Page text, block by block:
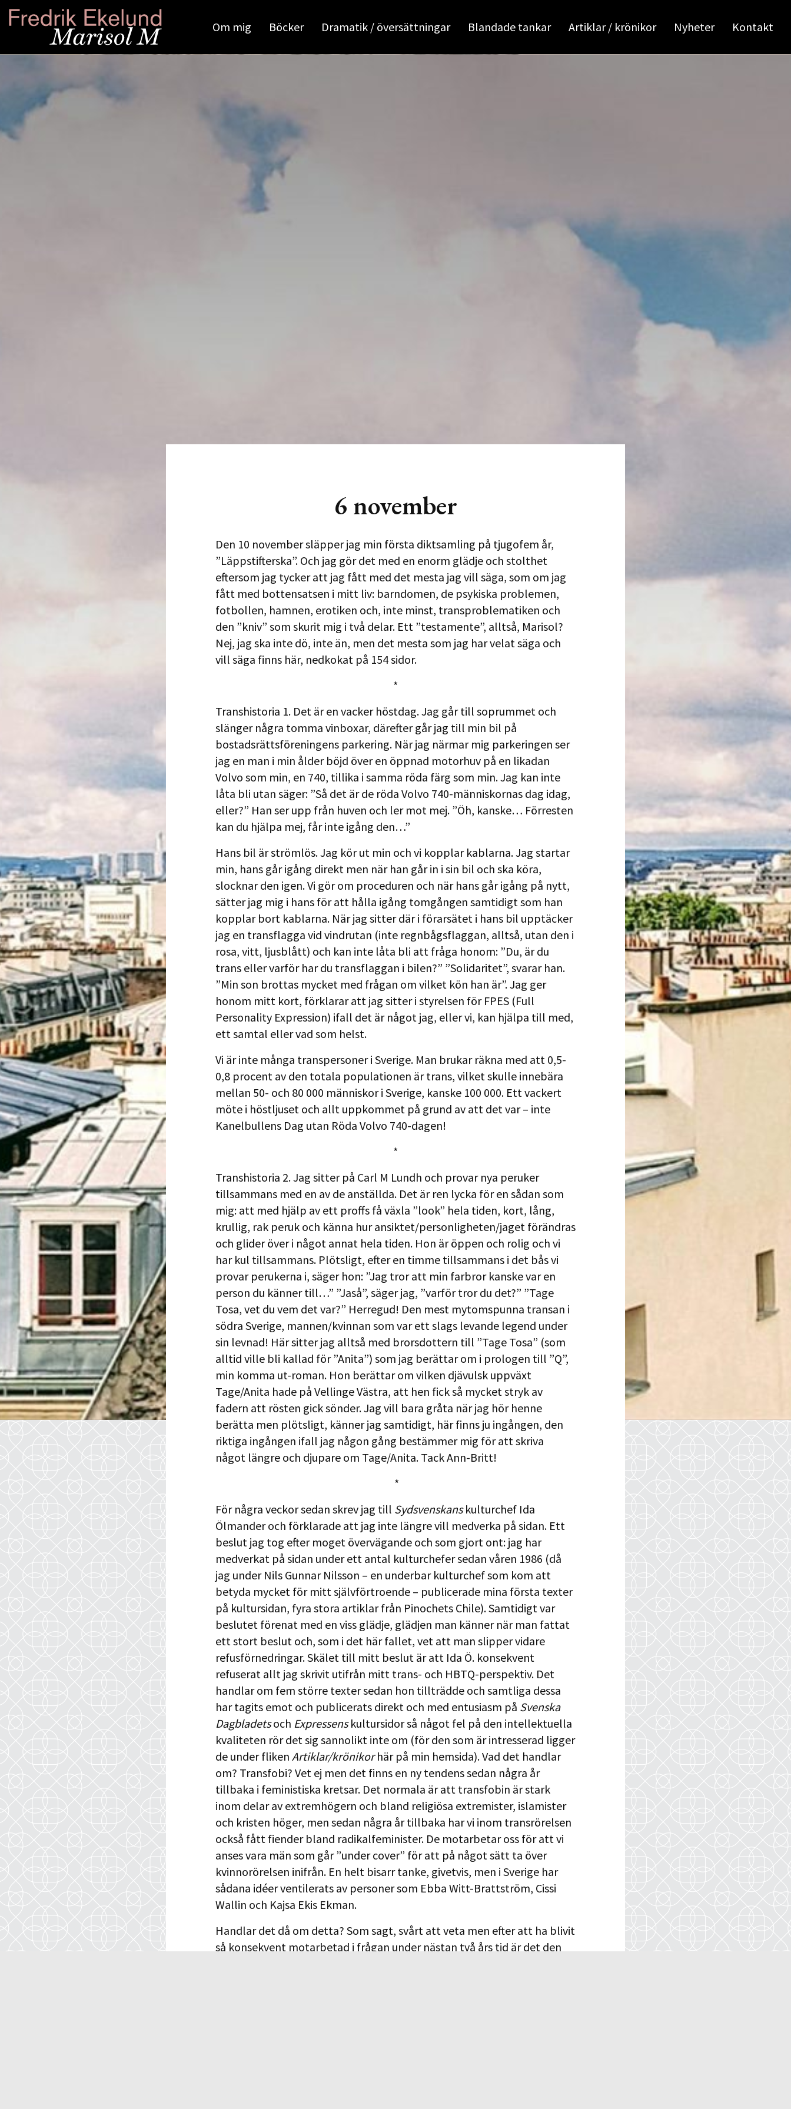
Om mig Böcker Dramatik / översättningar Blandade tankar Artiklar / krönikor Nyheter Kontakt
6 november
Den 10 november släpper jag min första diktsamling på tjugofem år,
”Läppstifterska”. Och jag gör det med en enorm glädje och stolthet
eftersom jag tycker att jag fått med det mesta jag vill säga, som om jag
fått med bottensatsen i mitt liv: barndomen, de psykiska problemen,
fotbollen, hamnen, erotiken och, inte minst, transproblematiken och
den ”kniv” som skurit mig i två delar. Ett ”testamente”, alltså, Marisol?
Nej, jag ska inte dö, inte än, men det mesta som jag har velat säga och
vill säga finns här, nedkokat på 154 sidor.
*
Transhistoria 1. Det är en vacker höstdag. Jag går till soprummet och
slänger några tomma vinboxar, därefter går jag till min bil på
bostadsrättsföreningens parkering. När jag närmar mig parkeringen ser
jag en man i min ålder böjd över en öppnad motorhuv på en likadan
Volvo som min, en 740, tillika i samma röda färg som min. Jag kan inte
låta bli utan säger: ”Så det är de röda Volvo 740-människornas dag idag,
eller?” Han ser upp från huven och ler mot mej. ”Öh, kanske… Förresten
kan du hjälpa mej, får inte igång den…”
Hans bil är strömlös. Jag kör ut min och vi kopplar kablarna. Jag startar
min, hans går igång direkt men när han går in i sin bil och ska köra,
slocknar den igen. Vi gör om proceduren och när hans går igång på nytt,
sätter jag mig i hans för att hålla igång tomgången samtidigt som han
kopplar bort kablarna. När jag sitter där i förarsätet i hans bil upptäcker
jag en transflagga vid vindrutan (inte regnbågsflaggan, alltså, utan den i
rosa, vitt, ljusblått) och kan inte låta bli att fråga honom: ”Du, är du
trans eller varför har du transflaggan i bilen?” ”Solidaritet”, svarar han.
”Min son brottas mycket med frågan om vilket kön han är”. Jag ger
honom mitt kort, förklarar att jag sitter i styrelsen för FPES (Full
Personality Expression) ifall det är något jag, eller vi, kan hjälpa till med,
ett samtal eller vad som helst.
Vi är inte många transpersoner i Sverige. Man brukar räkna med att 0,5-
0,8 procent av den totala populationen är trans, vilket skulle innebära
mellan 50- och 80 000 människor i Sverige, kanske 100 000. Ett vackert
möte i höstljuset och allt uppkommet på grund av att det var – inte
Kanelbullens Dag utan Röda Volvo 740-dagen!
*
Transhistoria 2. Jag sitter på Carl M Lundh och provar nya peruker
tillsammans med en av de anställda. Det är ren lycka för en sådan som
mig: att med hjälp av ett proffs få växla ”look” hela tiden, kort, lång,
krullig, rak peruk och känna hur ansiktet/personligheten/jaget förändras
och glider över i något annat hela tiden. Hon är öppen och rolig och vi
har kul tillsammans. Plötsligt, efter en timme tillsammans i det bås vi
provar perukerna i, säger hon: ”Jag tror att min farbror kanske var en
person du känner till…” ”Jaså”, säger jag, ”varför tror du det?” ”Tage
Tosa, vet du vem det var?” Herregud! Den mest mytomspunna transan i
södra Sverige, mannen/kvinnan som var ett slags levande legend under
sin levnad! Här sitter jag alltså med brorsdottern till ”Tage Tosa” (som
alltid ville bli kallad för ”Anita”) som jag berättar om i prologen till ”Q”,
min komma ut-roman. Hon berättar om vilken djävulsk uppväxt
Tage/Anita hade på Vellinge Västra, att hen fick så mycket stryk av
fadern att rösten gick sönder. Jag vill bara gråta när jag hör henne
berätta men plötsligt, känner jag samtidigt, här finns ju ingången, den
riktiga ingången ifall jag någon gång bestämmer mig för att skriva
något längre och djupare om Tage/Anita. Tack Ann-Britt!
*
För några veckor sedan skrev jag till Sydsvenskanskulturchef Ida
Ölmander och förklarade att jag inte längre vill medverka på sidan. Ett
beslut jag tog efter moget övervägande och som gjort ont: jag har
medverkat på sidan under ett antal kulturchefer sedan våren 1986 (då
jag under Nils Gunnar Nilsson – en underbar kulturchef som kom att
betyda mycket för mitt självförtroende – publicerade mina första texter
på kultursidan, fyra stora artiklar från Pinochets Chile). Samtidigt var
beslutet förenat med en viss glädje, glädjen man känner när man fattat
ett stort beslut och, som i det här fallet, vet att man slipper vidare
refusförnedringar. Skälet till mitt beslut är att Ida Ö. konsekvent
refuserat allt jag skrivit utifrån mitt trans- och HBTQ-perspektiv. Det
handlar om fem större texter sedan hon tillträdde och samtliga dessa
har tagits emot och publicerats direkt och med entusiasm på Svenska
Dagbladetsoch Expressenskultursidor så något fel på den intellektuella
kvaliteten rör det sig sannolikt inte om (för den som är intresserad ligger
de under fliken Artiklar/krönikorhär på min hemsida). Vad det handlar
om? Transfobi? Vet ej men det finns en ny tendens sedan några år
tillbaka i feministiska kretsar. Det normala är att transfobin är stark
inom delar av extremhögern och bland religiösa extremister, islamister
och kristen höger, men sedan några år tillbaka har vi inom transrörelsen
också fått fiender bland radikalfeminister. De motarbetar oss för att vi
anses vara män som går ”under cover” för att på något sätt ta över
kvinnorörelsen inifrån. En helt bisarr tanke, givetvis, men i Sverige har
sådana idéer ventilerats av personer som Ebba Witt-Brattström, Cissi
Wallin och Kajsa Ekis Ekman.
Handlar det då om detta? Som sagt, svårt att veta men efter att ha blivit
så konsekvent motarbetad i frågan under nästan två års tid är det den